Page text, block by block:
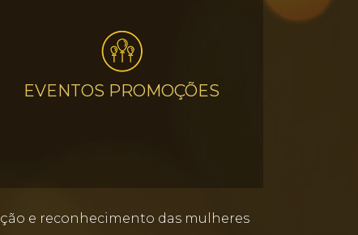
EVENTOS PROMOÇÕES
e reconhecimento das mulheres